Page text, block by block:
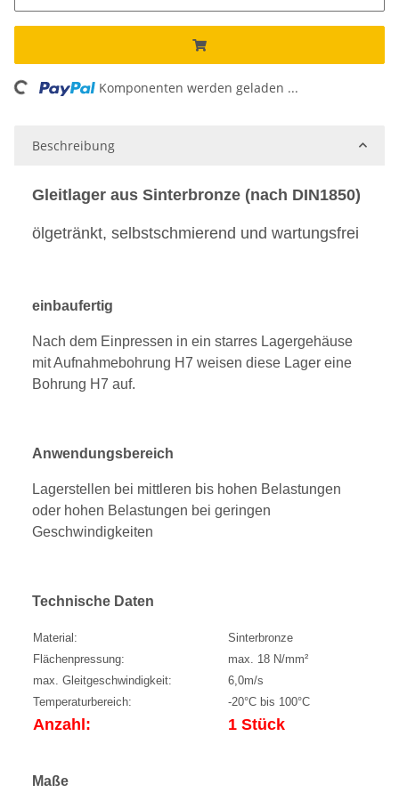
Komponenten werden geladen ...
Beschreibung
Gleitlager aus Sinterbronze (nach DIN1850)
ölgetränkt, selbstschmierend und wartungsfrei
einbaufertig
Nach dem Einpressen in ein starres Lagergehäuse
mit Aufnahmebohrung H7 weisen diese Lager eine
Bohrung H7 auf.
Anwendungsbereich
Lagerstellen bei mittleren bis hohen Belastungen
oder hohen Belastungen bei geringen
Geschwindigkeiten
Technische Daten
Material:
Sinterbronze
Flächenpressung:
max. 18 N/mm²
max. Gleitgeschwindigkeit:
6,0m/s
Temperaturbereich:
-20°C bis 100°C
Anzahl: 1 Stück
Maße